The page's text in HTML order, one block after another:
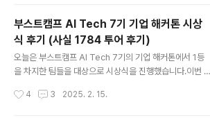
용한만큼 영어 실력이 늘었는가 하면 그렇지 않은 것 같습
니다..시스템 자체는 엄청 좋은데 제가 열심히 안한 게 가장
큰 이유고요 😂개인적으로 시간이나 노력을 더 투자하면
좋을 거 같은데 그러려면 생각보다 품이 더 드는 기분입니
다.. 오늘부로 154일 연속으로 공부했고 총 1763분을 투
주로 씻고 나서 로션 바르고 말리는 동안에 틀어 놓고 공부
부스트캠프 AI Tech 7기 기업 해커톤 시상
식 후기 (사실 1784 투어 후기)
오늘은 부스트캠프 AI Tech 7기의 기업 해커톤에서 1등
을 차지한 팀들을 대상으로 시상식을 진행했습니다.이번 7
발표하는 기업 해커톤이 생겼더라고요.네이버 클라우드,
4 3 2025. 2. 15.